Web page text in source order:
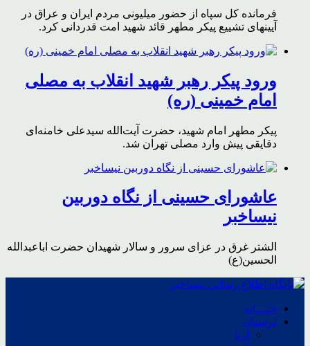
فرمانده کل سپاه از حضور میلیونی مردم ایران و عراق در
آیینهای تشییع پیکر مطهر قائد شهید امت قدردانی کرد.
ورود پیکر رهبر شهید انقلاب به مصلی
امام خمینی (ره)
پیکر مطهر امام شهید،‌ حضرت آیت‌الله سیدعلی خامنه‌ای
دقایقی پیش وارد مصلی تهران شد.
عاشورای حسینی از نگاه دوربین
نیساخبر
الشتر غرق در عزای سرور و سالار شهیدان حضرت اباعبدالله
الحسین(ع)
خــــانه
لرستان
ازنا